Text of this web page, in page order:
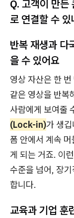
Q. 고객이 만든
로 연결할 수 있
반복 재생과 다
을 수 있어요
영상 자산은 한
같은 영상을 반복
사람에게 보여줄
(Lock-in)가 생
폼 안에서 계속
게 되는 거죠. 이
수준을 넘어, 장
합니다.
교육과 기업 훈